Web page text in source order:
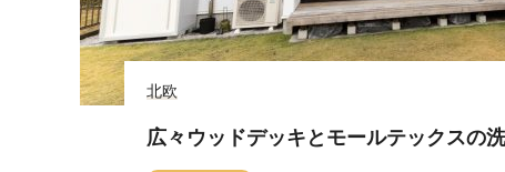
北欧
広々ウッドデッキとモールテックスの